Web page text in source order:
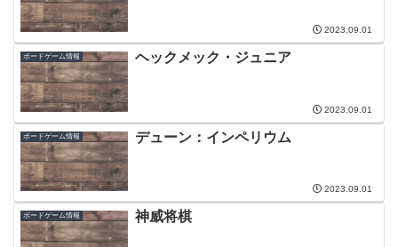
2023.09.01
ボードゲーム情報 ヘックメック・ジュニア
2023.09.01
ボードゲーム情報 デューン：インペリウム
2023.09.01
ボードゲーム情報 神威将棋